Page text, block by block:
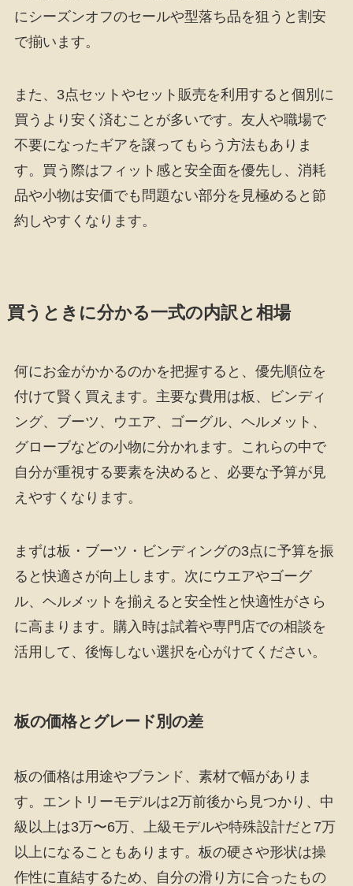
にシーズンオフのセールや型落ち品を狙うと割安
で揃います。
また、3点セットやセット販売を利用すると個別に
買うより安く済むことが多いです。友人や職場で
不要になったギアを譲ってもらう方法もありま
す。買う際はフィット感と安全面を優先し、消耗
品や小物は安価でも問題ない部分を見極めると節
約しやすくなります。
買うときに分かる一式の内訳と相場
何にお金がかかるのかを把握すると、優先順位を
付けて賢く買えます。主要な費用は板、ビンディ
ング、ブーツ、ウエア、ゴーグル、ヘルメット、
グローブなどの小物に分かれます。これらの中で
自分が重視する要素を決めると、必要な予算が見
えやすくなります。
まずは板・ブーツ・ビンディングの3点に予算を振
ると快適さが向上します。次にウエアやゴーグ
ル、ヘルメットを揃えると安全性と快適性がさら
に高まります。購入時は試着や専門店での相談を
活用して、後悔しない選択を心がけてください。
板の価格とグレード別の差
板の価格は用途やブランド、素材で幅がありま
す。エントリーモデルは2万前後から見つかり、中
級以上は3万〜6万、上級モデルや特殊設計だと7万
以上になることもあります。板の硬さや形状は操
作性に直結するため、自分の滑り方に合ったもの